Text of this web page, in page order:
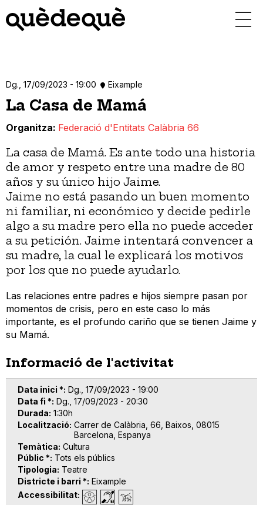
contingut
Dg., 17/09/2023 - 19:00 Eixample
La Casa de Mamá
Organitza Federació d'Entitats Calàbria 66
La casa de Mamá. Es ante todo una historia
de amor y respeto entre una madre de 80
años y su único hijo Jaime.
Jaime no está pasando un buen momento
ni familiar, ni económico y decide pedirle
algo a su madre pero ella no puede acceder
a su petición. Jaime intentará convencer a
su madre, la cual le explicará los motivos
por los que no puede ayudarlo.
Las relaciones entre padres e hijos siempre pasan por
momentos de crisis, pero en este caso lo más
importante, es el profundo cariño que se tienen Jaime y
su Mamá.
Informació de l'activitat
Data inici * Dg., 17/09/2023 - 19:00
Data fi * Dg., 17/09/2023 - 20:30
Durada 1:30h
Localització Carrer de Calàbria, 66, Baixos, 08015
Barcelona, Espanya
Temàtica Cultura
Públic * Tots els públics
Tipologia Teatre
Districte i barri * Eixample
Accessibilitat